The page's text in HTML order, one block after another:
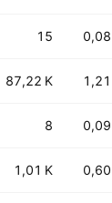
15 0,08
87,22 K 1,21
8 0,09
1,01 K 0,60